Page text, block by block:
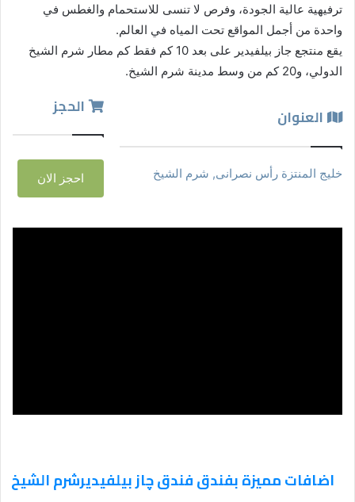
ترفيهية عالية الجودة، وفرص لا تنسى للاستحمام والغطس في
واحدة من أجمل المواقع تحت المياه في العالم.
يقع منتجع جاز بيلفيدير على بعد 10 كم فقط كم مطار شرم الشيخ
الدولي، و20 كم من وسط مدينة شرم الشيخ.
العنوان
خليج المنتزة رأس نصرانى, شرم الشيخ
الحجز
احجز الان
اضافات مميزة بفندق فندق چاز بيلفيديرشرم الشيخ